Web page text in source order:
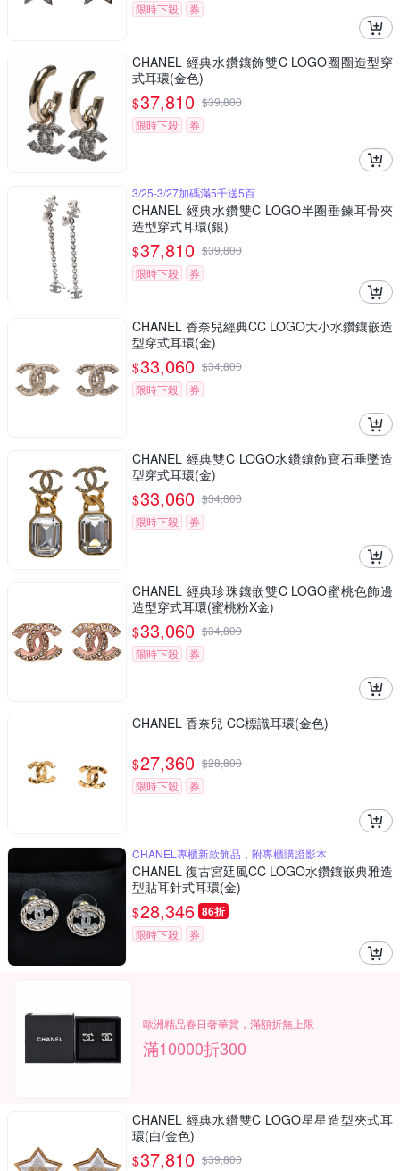
限時下殺
券
CHANEL 經典水鑽鑲飾雙C LOGO圈圈造型穿
式耳環(金色)
$37,810 $39,800
限時下殺
券
3/25-3/27加碼滿5千送5百
CHANEL 經典水鑽雙C LOGO半圈垂鍊耳骨夾
造型穿式耳環(銀)
$37,810 $39,800
限時下殺
券
CHANEL 香奈兒經典CC LOGO大小水鑽鑲嵌造
型穿式耳環(金)
$33,060 $34,800
限時下殺
券
CHANEL 經典雙C LOGO水鑽鑲飾寶石垂墜造
型穿式耳環(金)
$33,060 $34,800
限時下殺
券
CHANEL 經典珍珠鑲嵌雙C LOGO蜜桃色飾邊
造型穿式耳環(蜜桃粉X金)
$33,060 $34,800
限時下殺
券
CHANEL 香奈兒 CC標識耳環(金色)
$27,360 $28,800
限時下殺
券
CHANEL專櫃新款飾品，附專櫃購證影本
CHANEL 復古宮廷風CC LOGO水鑽鑲嵌典雅造
型貼耳針式耳環(金)
$28,346 86折
限時下殺 券
歐洲精品春日奢華賞，滿額折無上限
滿10000折300
CHANEL 經典水鑽雙C LOGO星星造型夾式耳
環(白/金色)
$37,810 $39,800